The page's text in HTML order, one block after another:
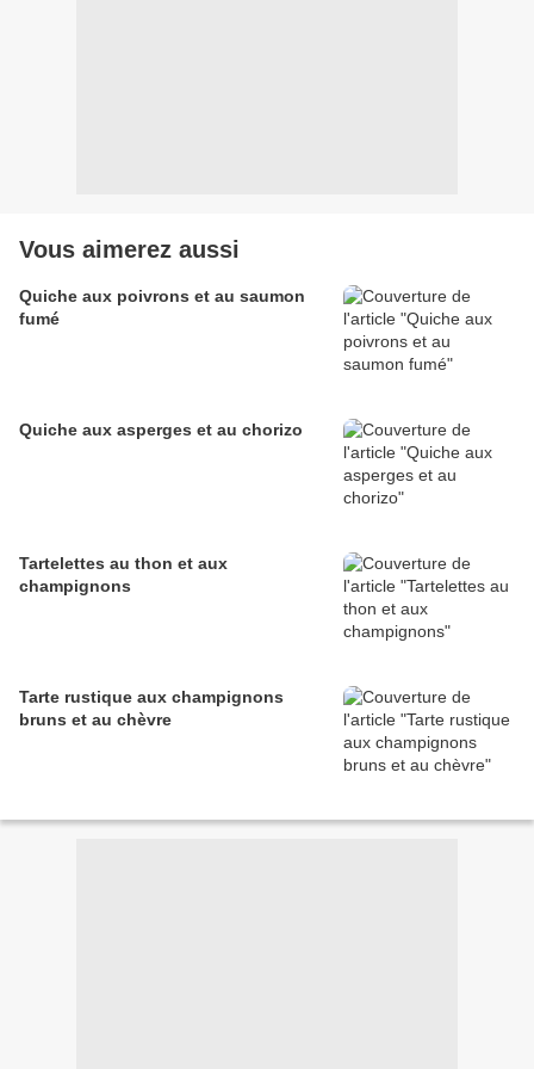
Vous aimerez aussi
Quiche aux poivrons et au saumon
fumé
Quiche aux asperges et au chorizo
Tartelettes au thon et aux
champignons
Tarte rustique aux champignons
bruns et au chèvre